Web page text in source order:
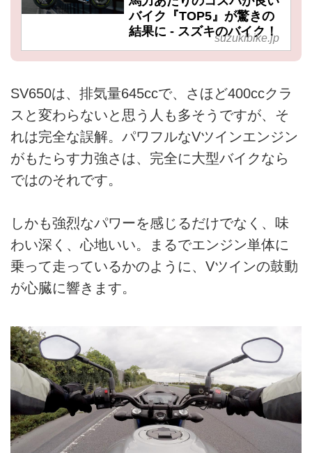
バイク『TOP5』が驚きの
結果に - スズキのバイク！
suzukibike.jp
SV650は、排気量645ccで、さほど400ccクラ
スと変わらないと思う人も多そうですが、そ
れは完全な誤解。パワフルなVツインエンジン
がもたらす力強さは、完全に大型バイクなら
ではのそれです。
しかも強烈なパワーを感じるだけでなく、味
わい深く、心地いい。まるでエンジン単体に
乗って走っているかのように、Vツインの鼓動
が心臓に響きます。